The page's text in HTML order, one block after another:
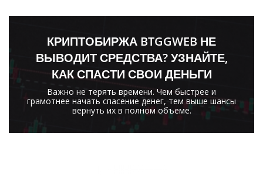
КРИПТОБИРЖА BTGGWEB НЕ
ВЫВОДИТ СРЕДСТВА? УЗНАЙТЕ,
КАК СПАСТИ СВОИ ДЕНЬГИ
Важно не терять времени. Чем быстрее и
грамотнее начать спасение денег, тем выше шансы
вернуть их в полном объеме.